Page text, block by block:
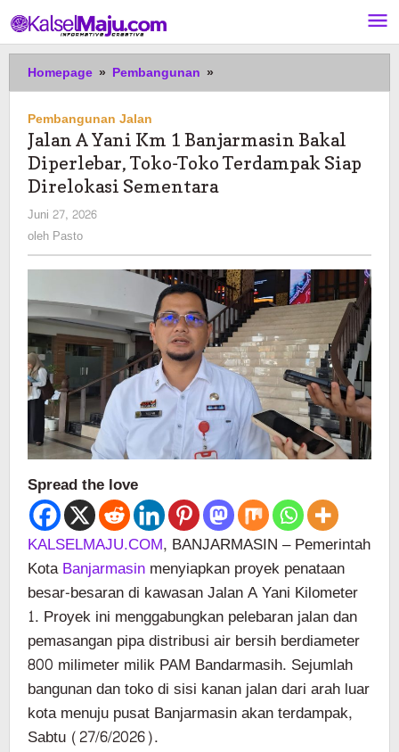
ke
konten
Homepage » Pembangunan »
A
Km
1
Banjarmasin
Bakal
Terdampak
Siap
Direlokasi
Sementara
Pembangunan Jalan
Jalan A Yani Km 1 Banjarmasin Bakal
Diperlebar, Toko-Toko Terdampak Siap
Direlokasi Sementara
Juni 27, 2026
oleh Pasto
Spread the love
KALSELMAJU.COM, BANJARMASIN – Pemerintah
KotaBanjarmasinmenyiapkan proyek penataan
besar-besaran di kawasan Jalan A Yani Kilometer
1. Proyek ini menggabungkan pelebaran jalan dan
pemasangan pipa distribusi air bersih berdiameter
800 milimeter milik PAM Bandarmasih. Sejumlah
bangunan dan toko di sisi kanan jalan dari arah luar
kota menuju pusat Banjarmasin akan terdampak,
Sabtu (27/6/2026).